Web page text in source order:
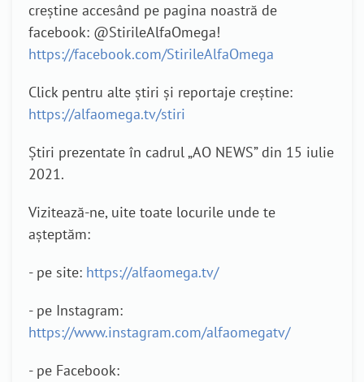
creștine accesând pe pagina noastră de
facebook: @StirileAlfaOmega!
https://facebook.com/StirileAlfaOmega
Click pentru alte știri și reportaje creștine:
https://alfaomega.tv/stiri
Știri prezentate în cadrul „AO NEWS” din 15 iulie
2021.
Vizitează-ne, uite toate locurile unde te
așteptăm:
- pe site: https://alfaomega.tv/
- pe Instagram:
https://www.instagram.com/alfaomegatv/
- pe Facebook: